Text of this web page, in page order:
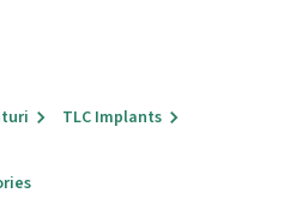
TLC Implants